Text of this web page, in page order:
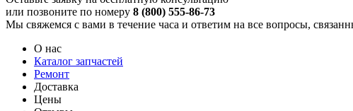
или позвоните по номеру 8 (800) 555-86-73
Мы свяжемся с вами в течение часа и ответим на все вопросы,
О нас
Каталог запчастей
Ремонт
Доставка
Цены